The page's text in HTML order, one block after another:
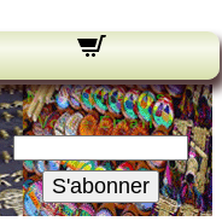
Nos bulletins:
Votre Email:
S'abonner